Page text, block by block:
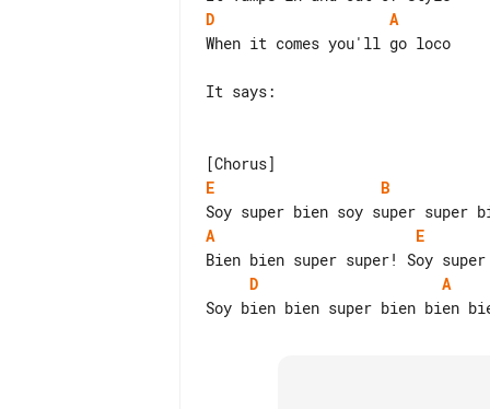
D
A
When it comes you'll go loco
It says:
E
B
A E
D A